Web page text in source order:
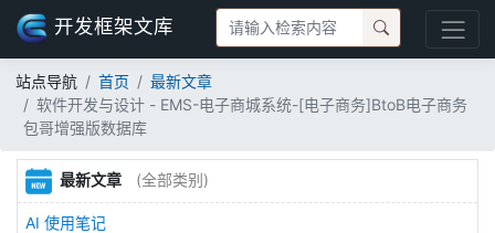
开发框架文库
站点导航 首页
最新文章
软件开发与设计 - EMS-电子商城系统-[电子商务]BtoB电子商务
包哥增强版数据库
最新文章 (全部类别)
AI 使用笔记